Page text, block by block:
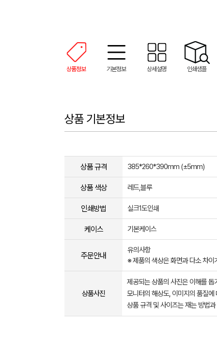
상품정보 기본정보 상세설명 인쇄샘플
상품 기본정보
상품 규격 385*260*390mm (±5mm)
상품 색상 레드,블루
인쇄방법 실크1도인쇄
케이스 기본케이스
주문안내
유의사항
※ 제품의 색상은 화면과 다소 차이
상품사진
제공되는 상품의 사진은 이해를
모니터의 해상도, 이미지의 품질
상품 규격 및 사이즈는 재는 방법